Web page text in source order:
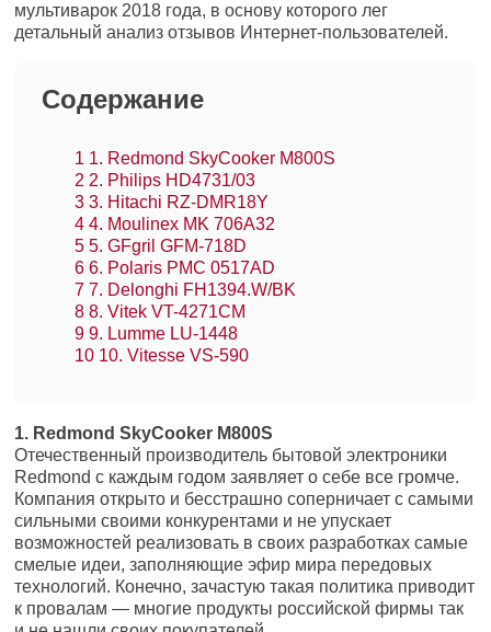
мультиварок 2018 года, в основу которого лег
детальный анализ отзывов Интернет-пользователей.
Содержание
1 1. Redmond SkyCooker M800S
2 2. Philips HD4731/03
3 3. Hitachi RZ-DMR18Y
4 4. Moulinex MK 706A32
5 5. GFgril GFM-718D
6 6. Polaris PMC 0517AD
7 7. Delonghi FH1394.W/BK
8 8. Vitek VT-4271CM
9 9. Lumme LU-1448
10 10. Vitesse VS-590
1. Redmond SkyCooker M800S
Отечественный производитель бытовой электроники
Redmond с каждым годом заявляет о себе все громче.
Компания открыто и бесстрашно соперничает с самыми
сильными своими конкурентами и не упускает
возможностей реализовать в своих разработках самые
смелые идеи, заполняющие эфир мира передовых
технологий. Конечно, зачастую такая политика приводит
к провалам — многие продукты российской фирмы так